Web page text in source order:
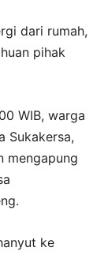
dari rumah,
pihak
WIB, warga
Sukakersa,
mengapung
ke